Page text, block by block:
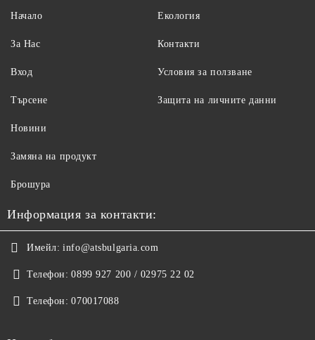
Начало
За Нас
Вход
Търсене
Екология
Контакти
Условия за ползване
Защита на личните данни
Новини
Замяна на продукт
Брошура
Информация за контакти:
Имейл: info@atsbulgaria.com
Телефон: 0899 927 200 / 02975 22 02
Телефон: 070017088